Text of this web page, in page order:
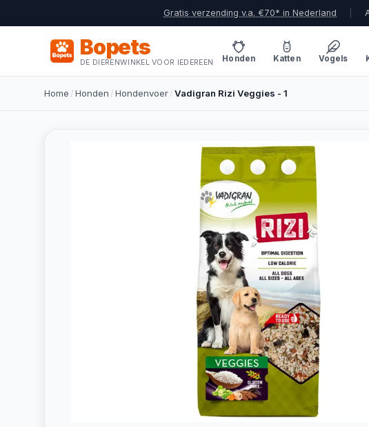
Gratis verzending v.a. €70* in Nederland
Bopets
DE DIERENWINKEL VOOR IEDEREEN Honden Katten Vogels
Home /Honden /Hondenvoer/Vadigran Rizi Veggies - 1